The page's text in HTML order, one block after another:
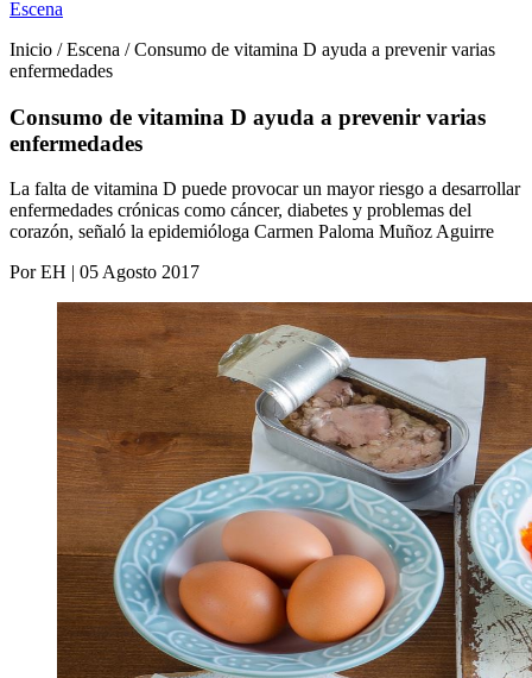
Escena
Inicio / Escena / Consumo de vitamina D ayuda a prevenir varias
enfermedades
Consumo de vitamina D ayuda a prevenir varias
enfermedades
La falta de vitamina D puede provocar un mayor riesgo a desarrollar
enfermedades crónicas como cáncer, diabetes y problemas del
corazón, señaló la epidemióloga Carmen Paloma Muñoz Aguirre
Por EH | 05 Agosto 2017